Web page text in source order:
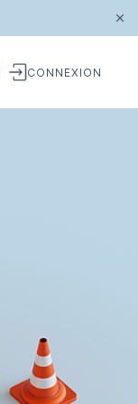
CONNEXION